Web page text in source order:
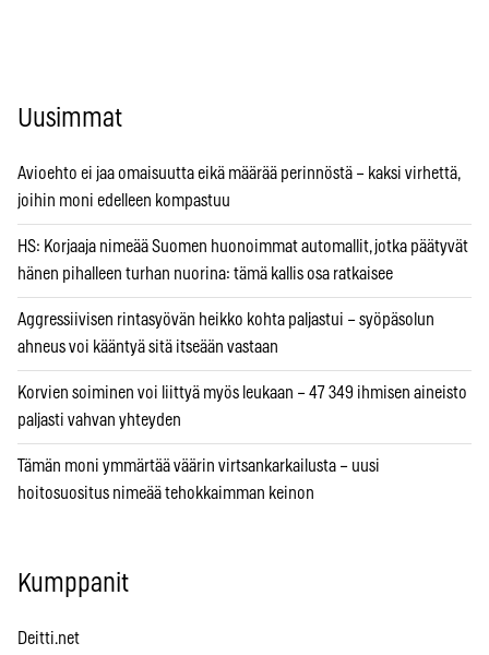
Uusimmat
Avioehto ei jaa omaisuutta eikä määrää perinnöstä – kaksi virhettä,
joihin moni edelleen kompastuu
HS: Korjaaja nimeää Suomen huonoimmat automallit, jotka päätyvät
hänen pihalleen turhan nuorina: tämä kallis osa ratkaisee
Aggressiivisen rintasyövän heikko kohta paljastui – syöpäsolun
ahneus voi kääntyä sitä itseään vastaan
Korvien soiminen voi liittyä myös leukaan – 47 349 ihmisen aineisto
paljasti vahvan yhteyden
Tämän moni ymmärtää väärin virtsankarkailusta – uusi
hoitosuositus nimeää tehokkaimman keinon
Kumppanit
Deitti.net